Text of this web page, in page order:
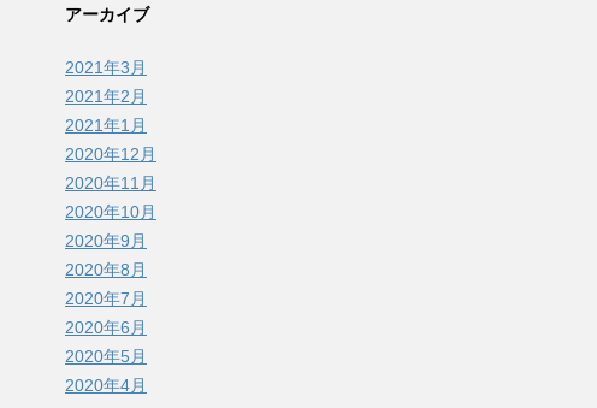
アーカイブ
2021年3月
2021年2月
2021年1月
2020年12月
2020年11月
2020年10月
2020年9月
2020年8月
2020年7月
2020年6月
2020年5月
2020年4月